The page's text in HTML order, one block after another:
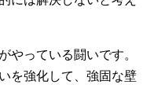
っている闘いです。
を強化して、強固な壁